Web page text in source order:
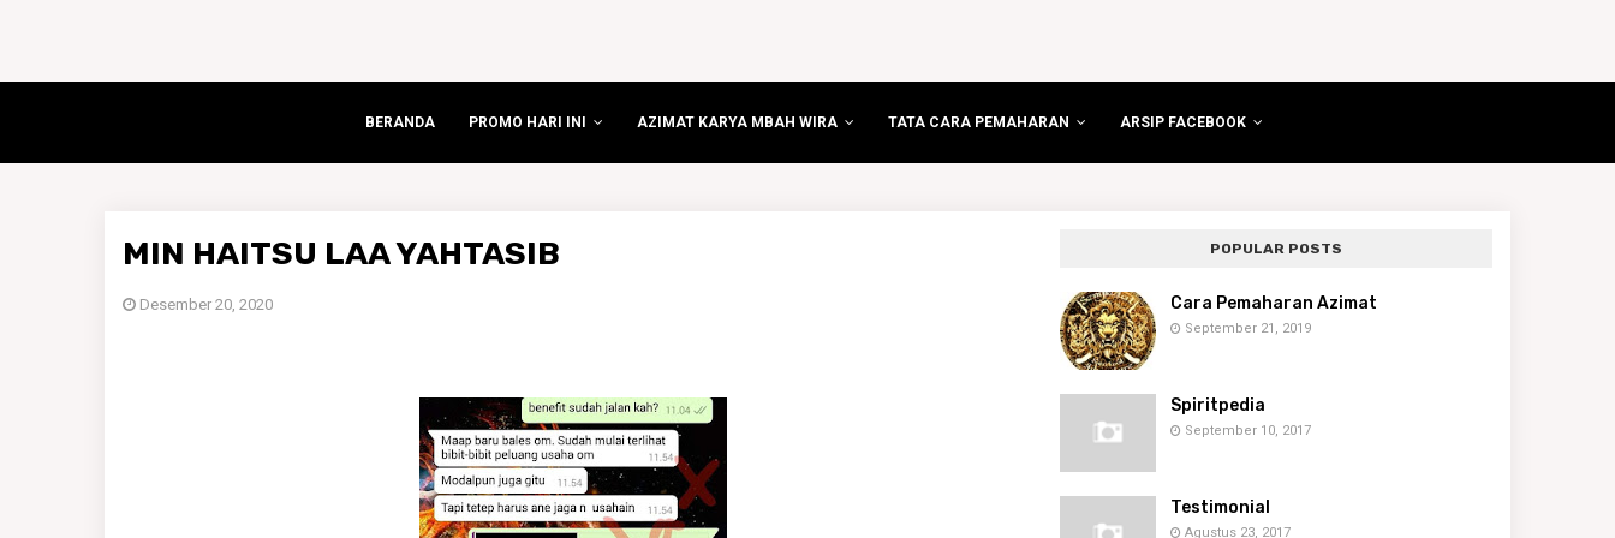
BERANDA PROMO HARI INI AZIMAT KARYA MBAH WIRA TATA CARA PEMAHARAN ARSIP FACEBOOK
MIN HAITSU LAA YAHTASIB
Desember 20, 2020
POPULAR POSTS
Cara Pemaharan Azimat
September 21, 2019
Spiritpedia
September 10, 2017
Testimonial
Agustus 23, 2017